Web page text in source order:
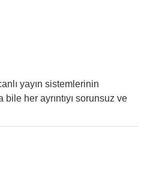
yayın sistemlerinin
her ayrıntıyı sorunsuz ve